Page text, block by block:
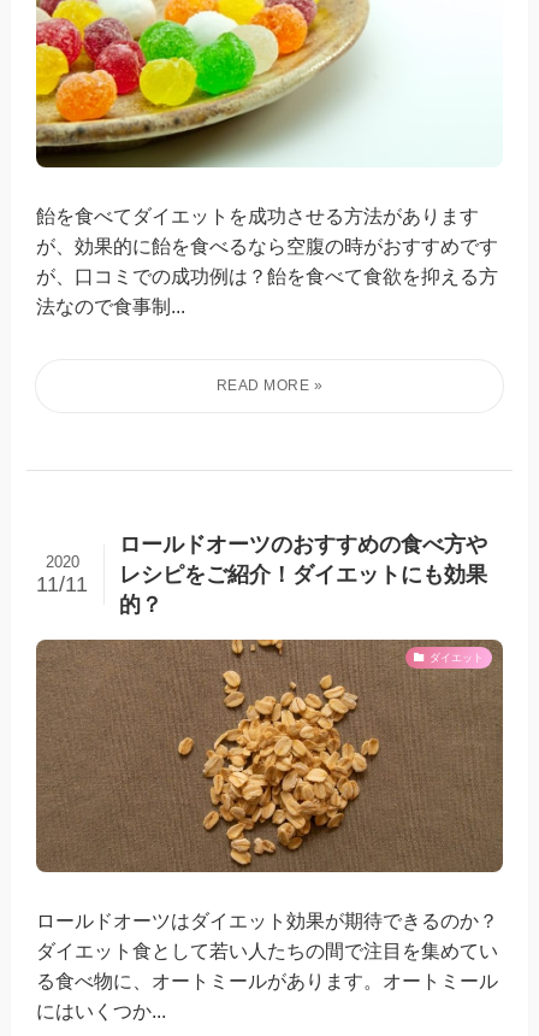
飴を食べてダイエットを成功させる方法があります
が、効果的に飴を食べるなら空腹の時がおすすめです
が、口コミでの成功例は？飴を食べて食欲を抑える方
法なので食事制...
ロールドオーツのおすすめの食べ方や
レシピをご紹介！ダイエットにも効果
的？
2020
11/11
ダイエット
ロールドオーツはダイエット効果が期待できるのか？
ダイエット食として若い人たちの間で注目を集めてい
る食べ物に、オートミールがあります。オートミール
にはいくつか...